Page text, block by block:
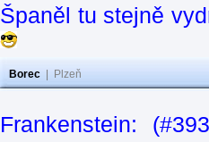
Španěl tu stejně
Borec Plzeň
Frankenstein: